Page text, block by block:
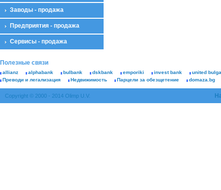
Заводы - продажа
Предприятия - продажа
Сервисы - продажа
Полезные связи
allianz alphabank bulbank dskbank emporiki invest bank
united
Преводи и легализация
Недвижимость Парцели за обезщетение domaza.bg
Copyright © 2000 - 2014 Olimp U.V.